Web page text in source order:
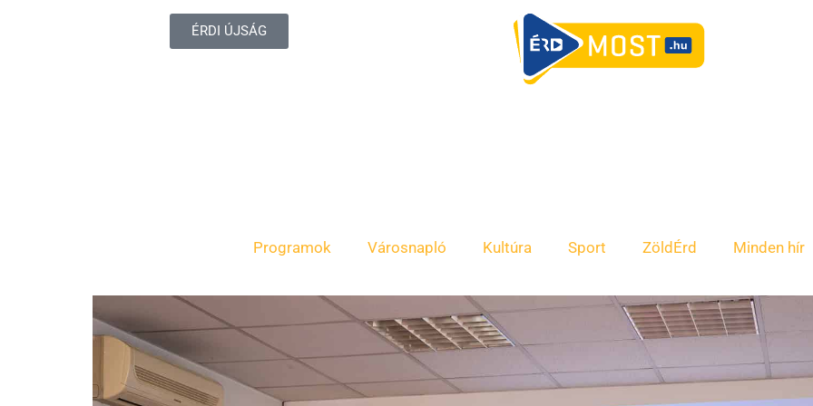
ÉRDI ÚJSÁG
Programok Városnapló Kultúra Sport ZöldÉrd Minden hír